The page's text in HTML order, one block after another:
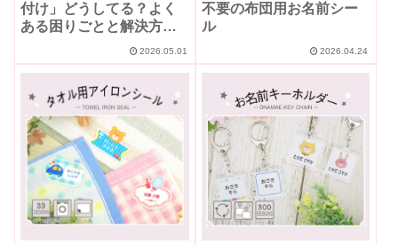
付け」どうしてる？よく
ある困りごとと解決方法
2026.05.01
不要の布団用お名前シー
ル
2026.04.24